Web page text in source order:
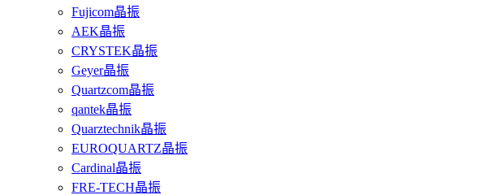
Fujicom晶振
AEK晶振
CRYSTEK晶振
Geyer晶振
Quartzcom晶振
qantek晶振
Quarztechnik晶振
EUROQUARTZ晶振
Cardinal晶振
FRE-TECH晶振